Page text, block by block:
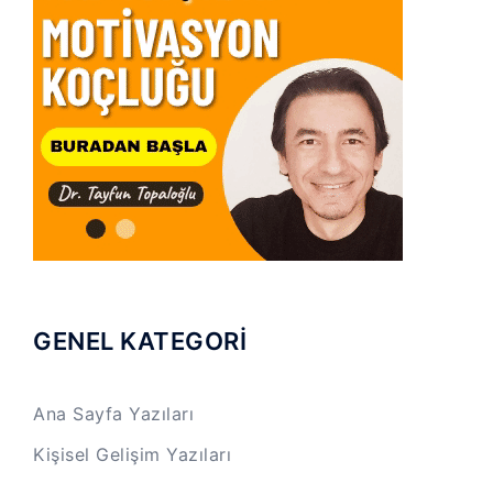
GENEL KATEGORİ
Ana Sayfa Yazıları
Kişisel Gelişim Yazıları